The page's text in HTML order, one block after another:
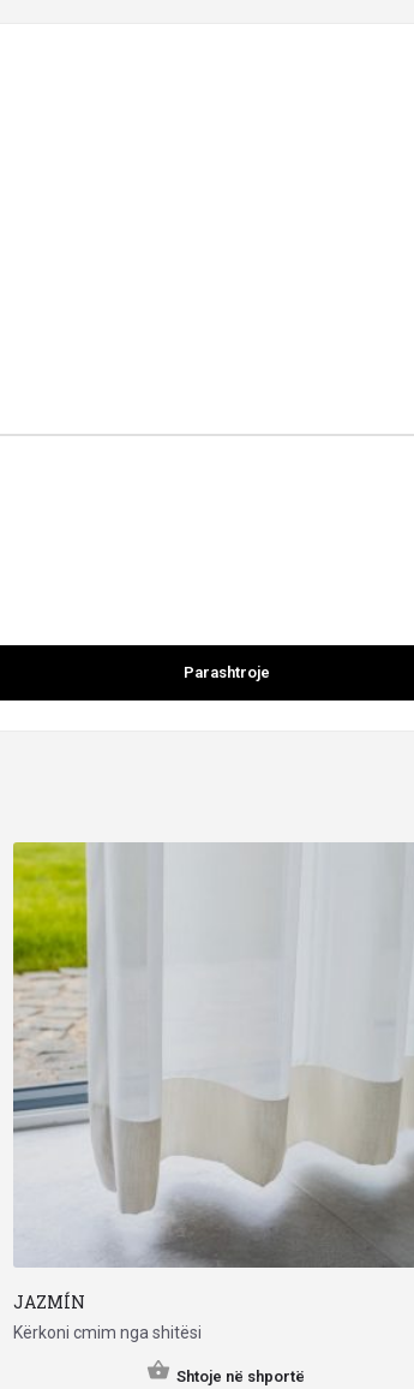
JAZMÍN
Kërkoni cmim nga shitësi
Shtoje në shportë